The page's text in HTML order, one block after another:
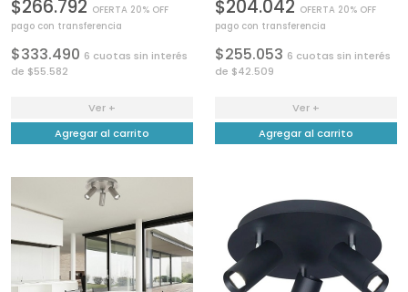
$266.792 OFERTA 20% OFF
pago con transferencia
$333.490 6 cuotas sin interés
de $55.582
Ver +
Agregar al carrito
$204.042 OFERTA 20% OFF
pago con transferencia
$255.053 6 cuotas sin interés
de $42.509
Ver +
Agregar al carrito